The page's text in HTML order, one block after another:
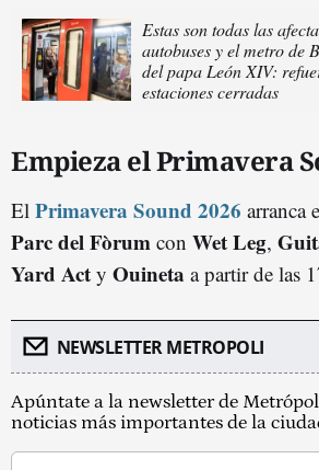
Estas son todas las
autobuses y el metro de
del papa León XIV:
estaciones cerradas
Empieza el Primavera
El Primavera Sound 2026 arranca
Parc del Fòrum con Wet Leg,
Yard Act y Ouineta a partir de las
NEWSLETTER METROPOLI
Apúntate a la newsletter de
noticias más importantes de la